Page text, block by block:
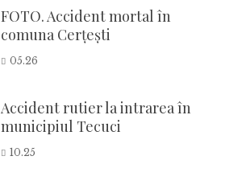
FOTO. Accident mortal în
comuna Cerțești
05.26
Accident rutier la intrarea în
municipiul Tecuci
10.25